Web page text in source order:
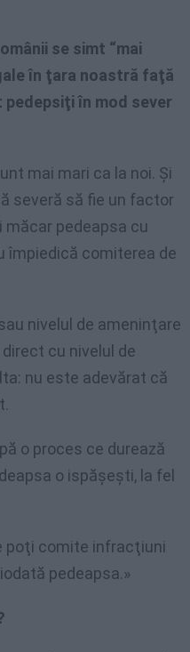
se simt “mai
în ţara noastră faţă
în mod sever
mai mari ca la noi. Şi
severă să fie un factor
măcar pedeapsa cu
împiedică comiterea de
nivelul de ameninţare
cu nivelul de
nu este adevărat că
o proces ce durează
o ispăşeşti, la fel
poţi comite infracţiuni
pedeapsa.»